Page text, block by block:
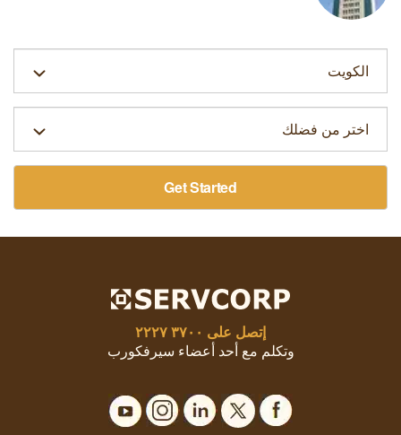
Get Started
إتصل على ٣٧٠٠ ٢٢٢٧
وتكلم مع أحد أعضاء سيرفكورب